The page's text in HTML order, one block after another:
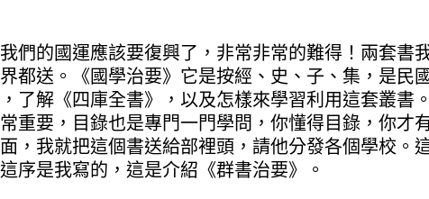
的國運應該要復興了，非常非常的難得！兩套書
都送。《國學治要》它是按經、史、子、集，是民
了解《四庫全書》，以及怎樣來學習利用這套叢書
重要，目錄也是專門一門學問，你懂得目錄，你才
，我就把這個書送給部裡頭，請他分發各個學校。
序是我寫的，這是介紹《群書治要》。